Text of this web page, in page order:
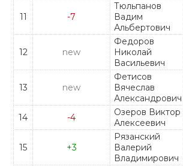
11 -7
Тюльпанов
Вадим
Альбертович
12 new
Федоров
Николай
Васильевич
13 new
Фетисов
Вячеслав
Александрович
14 -4
Озеров Виктор
Алексеевич
15 +3
Рязанский
Валерий
Владимирович